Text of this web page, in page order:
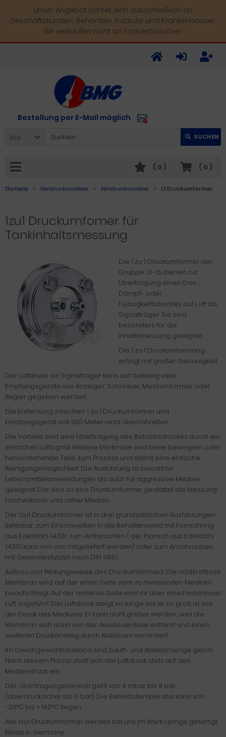
Unser Angebot richtet sich ausschließlich an
Geschäftskunden, Behörden, Institute und Krankenhäuser.
Wir verkaufen nicht an Endverbraucher.
Bestellung per E-Mail möglich
Alle SUCHEN
( 0 )
( 0 )
Startseite Feindruckminderer Feindruckminderer 1:1 Druckumformer
1zu1 Druckumfomer für
Tankinhaltsmessung
Die 1 zu 1 Druckumformer der
Gruppe 21-16 dienen zur
Übertragung eines Gas-,
Dampf- oder
Flüssigkeitsdruckes auf Luft als
Signalträger. Sie sind
besonders für die
Inhaltsmessung geeignet.
Die 1 zu 1 Druckumformung
erfolgt mit großer Genauigkeit.
Der Luftdruck als Signalträger kann auf beliebig viele
Empfangsgeräte wie Anzeiger, Schreiber, Messumformer oder
Regler gegeben werden.
Die Entfernung zwischen 1 zu 1 Druckumformer und
Empfangsgerät soll 200 Meter nicht überschreiten.
Die Vorteile sind eine Übertragung des Betriebsdruckes durch ein
einfaches Luftsignal. Weitere Merkmale sind keine bewegten oder
hervorstehende Teile zum Prozess und damit eine einfache
Reinigungsmöglichkeit. Die Ausführung ist sowohl für
Lebensmittelanwendungen als auch für aggressive Medien
geeignet. Der eins zu eins Druckumformer gestattet die Messung
hochviskoser und zäher Medien.
Der 1zu1 Druckumformer ist in drei grundsätzlichen Ausführungen
lieferbar: zum Einschweißen in die Behälterwand mit Flanschring
aus Edelstahl 1.4301, zum Anflanschen ( der Flansch aus Edelstahl
1.4301 kann von uns mitgeliefert werden) oder zum Anschrauben
mit Gewindestutzen nach DIN 11851.
Aufbau und Wirkungsweise des Druckumformers: Die richtkraftlose
Membran wird auf der einen Seite vom zu messenden Medium
beaufschlagt. Auf der anderen Seite wird ihr über eine Festdrossel
Luft zugeführt. Der Luftdruck steigt so lange, bis er so groß ist wie
der Druck des Mediums. Er kann nicht größer werden, weil die
Membran sich dann von der Aussteuerdüse entfernt und einen
weiteren Druckanstieg durch Abblasen verhindert.
Im Gleichgewichtszustand sind Zuluft- und Abblasmenge gleich.
Nach diesem Prinzip stellt sich der Luftdruck stets auf den
Mediendruck ein.
Der Übertragungsbereich geht von 4 mbar bis 4 bar
(überdrucksicher bis 6 bar). Die Betriebstemperatur kann von
-20°C bis + 140°C liegen.
Alle 1zu1 Druckumformer werden bei uns im Werk Lemgo gefertigt,
Made in Germany.